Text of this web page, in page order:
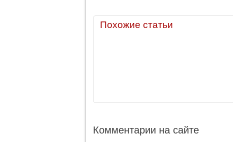
Похожие статьи
Комментарии на сайте